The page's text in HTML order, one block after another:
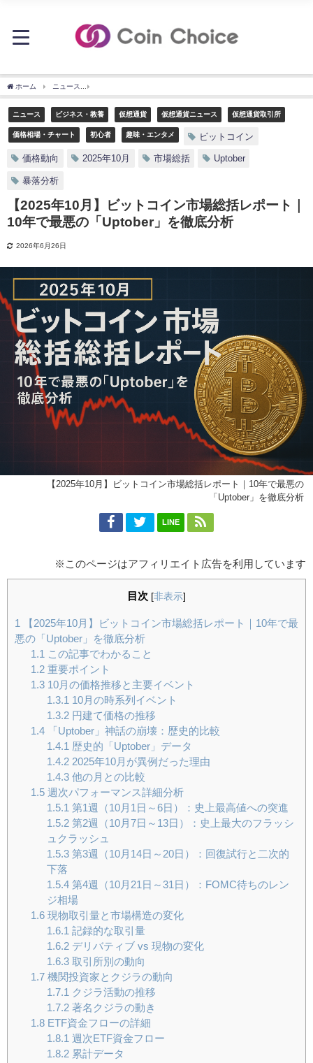
ホーム ニュース
ニュース ビジネス・教養 仮想通貨 仮想通貨ニュース 仮想通貨取引所
価格相場・チャート 初心者 趣味・エンタメ ビットコイン
価格動向 2025年10月 市場総括 Uptober
暴落分析
【2025年10月】ビットコイン市場総括レポート｜
10年で最悪の「Uptober」を徹底分析
2026年6月26日
【2025年10月】ビットコイン市場総括レポート｜10年で最悪の
「Uptober」を徹底分析
LINE
※このページはアフィリエイト広告を利用しています
目次 [非表示]
1
【2025年10月】ビットコイン市場総括レポート｜10年で最
悪の「Uptober」を徹底分析
1.1
この記事でわかること
1.2重要ポイント
1.310月の価格推移と主要イベント
1.3.1 10月の時系列イベント
1.3.2円建て価格の推移
1.4「Uptober」神話の崩壊：歴史的比較
1.4.1 歴史的「Uptober」データ
1.4.22025年10月が異例だった理由
1.4.3他の月との比較
1.5週次パフォーマンス詳細分析
1.5.1 第1週（10月1日～6日）：史上最高値への突進
1.5.2第2週（10月7日～13日）：史上最大のフラッシ
ュクラッシュ
1.5.3第3週（10月14日～20日）：回復試行と二次的
下落
1.5.4第4週（10月21日～31日）：FOMC待ちのレン
ジ相場
1.6現物取引量と市場構造の変化
1.6.1 記録的な取引量
1.6.2デリバティブ vs 現物の変化
1.6.3取引所別の動向
1.7機関投資家とクジラの動向
1.7.1
クジラ活動の推移
1.7.2著名クジラの動き
1.8ETF資金フローの詳細
1.8.1 週次ETF資金フロー
1.8.2累計データ